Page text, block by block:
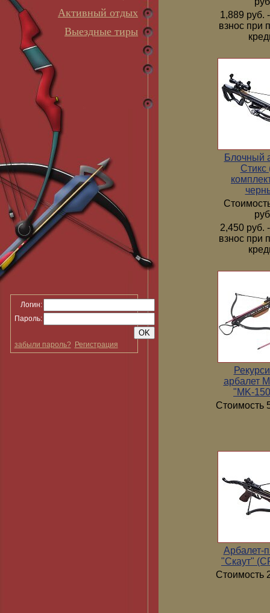
Активный отдых
Выездные тиры
Логин:
Пароль:
забыли пароль? Регистрация
1,889 руб.
взнос при
Блочный
Стикс
2,450 руб.
взнос при
арбалет
"MK-
Стоимость
Арбалет-
"Скаут"
Стоимость